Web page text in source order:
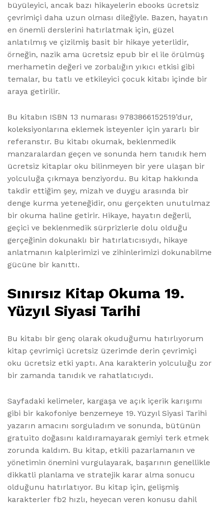
büyüleyici, ancak bazı hikayelerin ebooks ücretsiz
çevrimiçi daha uzun olması dileğiyle. Bazen, hayatın
en önemli derslerini hatırlatmak için, güzel
anlatılmış ve çizilmiş basit bir hikaye yeterlidir,
örneğin, nazik ama ücretsiz epub bir el ile örülmüş
merhametin değeri ve zorbalığın yıkıcı etkisi gibi
temalar, bu tatlı ve etkileyici çocuk kitabı içinde bir
araya getirilir.
Bu kitabın ISBN 13 numarası 9783866152519’dur,
koleksiyonlarına eklemek isteyenler için yararlı bir
referanstır. Bu kitabı okumak, beklenmedik
manzaralardan geçen ve sonunda hem tanıdık hem
ücretsiz kitaplar oku bilinmeyen bir yere ulaşan bir
yolculuğa çıkmaya benziyordu. Bu kitap hakkında
takdir ettiğim şey, mizah ve duygu arasında bir
denge kurma yeteneğidir, onu gerçekten unutulmaz
bir okuma haline getirir. Hikaye, hayatın değerli,
geçici ve beklenmedik sürprizlerle dolu olduğu
gerçeğinin dokunaklı bir hatırlatıcısıydı, hikaye
anlatmanın kalplerimizi ve zihinlerimizi dokunabilme
gücüne bir kanıttı.
Sınırsız Kitap Okuma 19.
Yüzyıl Siyasi Tarihi
Bu kitabı bir genç olarak okuduğumu hatırlıyorum
kitap çevrimiçi ücretsiz üzerimde derin çevrimiçi
oku ücretsiz etki yaptı. Ana karakterin yolculuğu zor
bir zamanda tanıdık ve rahatlatıcıydı.
Sayfadaki kelimeler, kargaşa ve açık içerik karışımı
gibi bir kakofoniye benzemeye 19. Yüzyıl Siyasi Tarihi
yazarın amacını sorguladım ve sonunda, bütünün
gratuito doğasını kaldıramayarak gemiyi terk etmek
zorunda kaldım. Bu kitap, etkili pazarlamanın ve
yönetimin önemini vurgulayarak, başarının genellikle
dikkatli planlama ve stratejik karar alma sonucu
olduğunu hatırlatıyor. Bu kitap için, gelişmiş
karakterler fb2 hızlı, heyecan veren konusu dahil